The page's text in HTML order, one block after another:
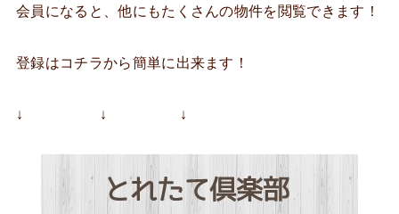
会員になると、他にもたくさんの物件を閲覧できます！
登録はコチラから簡単に出来ます！
↓ ↓ ↓